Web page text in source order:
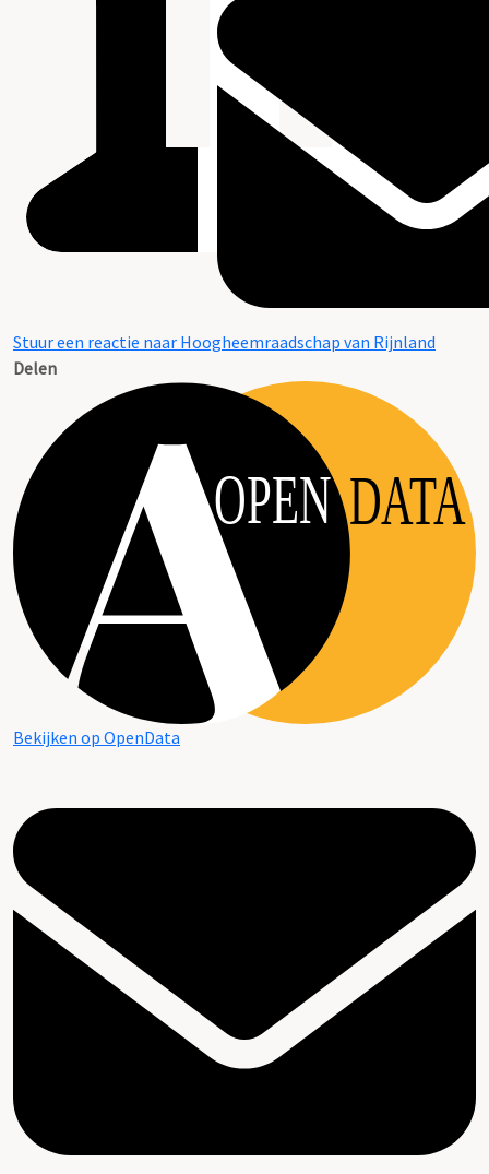
Stuur een reactie naar Hoogheemraadschap van Rijnland
Delen
OPEN DATA
Bekijken op OpenData